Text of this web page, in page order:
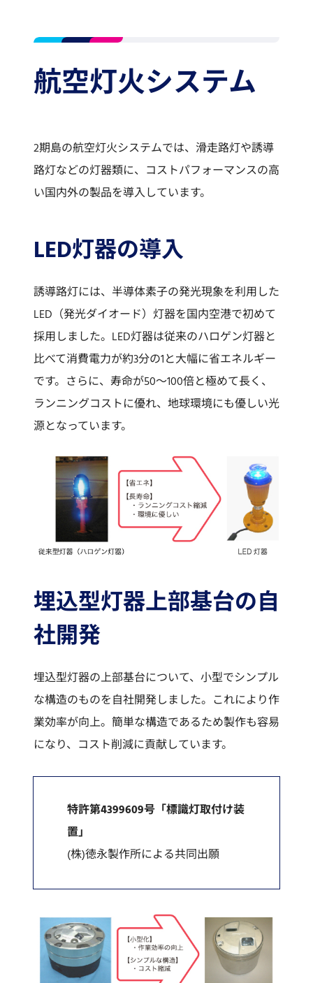
航空灯火システム
2期島の航空灯火システムでは、滑走路灯や誘導
路灯などの灯器類に、コストパフォーマンスの高
い国内外の製品を導入しています。
LED灯器の導入
誘導路灯には、半導体素子の発光現象を利用した
LED（発光ダイオード）灯器を国内空港で初めて
採用しました。LED灯器は従来のハロゲン灯器と
比べて消費電力が約3分の1と大幅に省エネルギー
です。さらに、寿命が50～100倍と極めて長く、
ランニングコストに優れ、地球環境にも優しい光
源となっています。
埋込型灯器上部基台の自
社開発
埋込型灯器の上部基台について、小型でシンプル
な構造のものを自社開発しました。これにより作
業効率が向上。簡単な構造であるため製作も容易
になり、コスト削減に貢献しています。
特許第4399609号「標識灯取付け装
置」
(株)徳永製作所による共同出願